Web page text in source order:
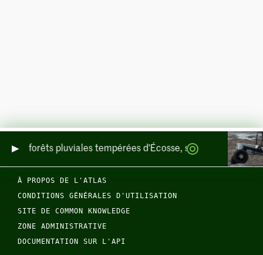
des forêts pluviales tempérées d'Écosse, sur terre et en mer
À PROPOS DE L'ATLAS
CONDITIONS GÉNÉRALES D'UTILISATION
SITE DE COMMON KNOWLEDGE
ZONE ADMINISTRATIVE
DOCUMENTATION SUR L'API